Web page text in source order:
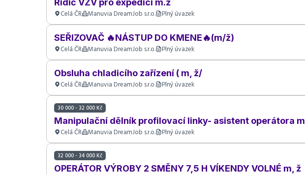
Řidič VZV pro expedici m.ž
Celá ČR Manuvia DreamJob s.r.o. Plný úvazek
SEŘIZOVAČ 🔥NÁSTUP DO KMENE🔥(m/ž)
Celá ČR Manuvia DreamJob s.r.o. Plný úvazek
Obsluha chladicího zařízení ( m, ž/
Celá ČR Manuvia DreamJob s.r.o. Plný úvazek
30 000 - 32 000 Kč
Manipulační dělník profilovací linky- asistent operátora m,
Celá ČR Manuvia DreamJob s.r.o. Plný úvazek
32 000 - 34 000 Kč
OPERÁTOR VÝROBY 2 SMĚNY 7,5 H VÍKENDY VOLNÉ m, ž